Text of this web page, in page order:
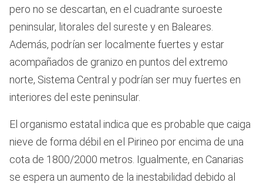
pero no se descartan, en el cuadrante suroeste
peninsular, litorales del sureste y en Baleares.
Además, podrían ser localmente fuertes y estar
acompañados de granizo en puntos del extremo
norte, Sistema Central y podrían ser muy fuertes en
interiores del este peninsular.
El organismo estatal indica que es probable que caiga
nieve de forma débil en el Pirineo por encima de una
cota de 1800/2000 metros. Igualmente, en Canarias
se espera un aumento de la inestabilidad debido al